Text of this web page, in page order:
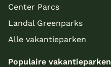
Center Parcs
Landal Greenparks
Alle vakantieparken
Populaire vakantieparken